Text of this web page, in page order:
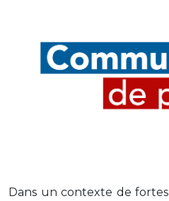
Dans un contexte de